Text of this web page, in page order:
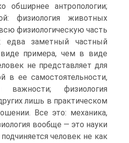
обширнее антропологии;
физиология животных
физиологическую часть
едва заметный частный
примера, чем в виде
не представляет для
в ее самостоятельности,
важности; физиология
лишь в практическом
Все это: механика,
вообще — это науки
человек не как